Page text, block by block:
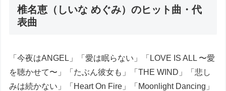
椎名恵（しいな めぐみ）のヒット曲・代
表曲
「今夜はANGEL」「愛は眠らない」「LOVE IS ALL 〜愛
を聴かせて〜」「たぶん彼女も」「THE WIND」「悲し
みは続かない」「Heart On Fire」「Moonlight Dancing」